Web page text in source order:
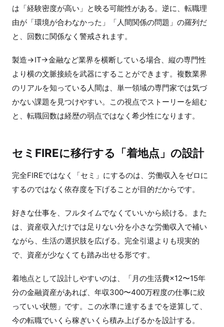
は「経験密度が高い」と映る可能性がある。逆に、転職理
由が「環境が合わなかった」「人間関係の問題」の羅列だ
と、回数に関係なく警戒されます。
製造→IT→金融など業界を横断している場合、縦の専門性
より横の文脈接続を武器にすることができます。複数業界
のリアルを知っている人間は、単一領域の専門家では気づ
かない課題を見つけやすい。この視点でストーリーを組む
と、転職回数は経歴の弱点ではなく希少性になります。
セミFIREに移行する「着地点」の設計
完全FIREではなく「セミ」にするのは、労働収入をゼロに
するのではなく依存度を下げることが目的だからです。
好きな仕事を、フルタイムでなくていいから続ける。また
は、資産収入だけでは足りない分を小さな労働収入で補い
ながら、生活の選択肢を広げる。完全引退よりも現実的
で、資産が少なくても踏み出せる形です。
着地点として設計しやすいのは、「月の生活費×12〜15年
分の金融資産があれば、年収300〜400万程度の仕事に絞
っていい状態」です。この水準に達するまでを逆算して、
今の転職でいくら稼ぎいくら積み上げるかを設計する。